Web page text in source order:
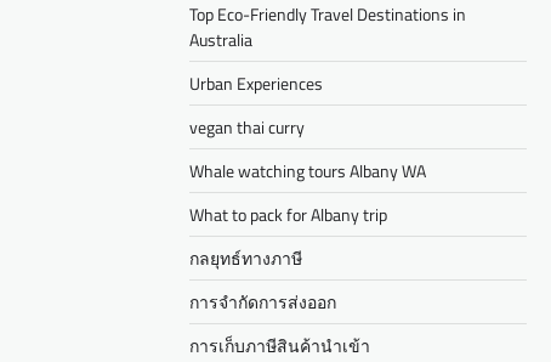
Top Eco-Friendly Travel Destinations in
Australia
Urban Experiences
vegan thai curry
Whale watching tours Albany WA
What to pack for Albany trip
กลยุทธ์ทางภาษี
การจำกัดการส่งออก
การเก็บภาษีสินค้านำเข้า